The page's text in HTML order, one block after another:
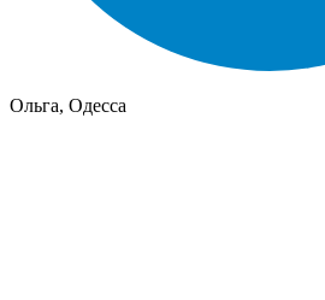
Ольга, Одесса